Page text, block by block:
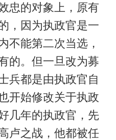
忠的对象上，原有
，因为执政官是一
不能第二次当选，
的。但一旦改为募
兵都是由执政官自
开始修改关于执政
几年的执政官，先
卢之战，他都被任